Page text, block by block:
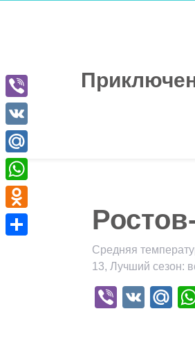
Средняя
13, Лучший сезон:
Viber
VK
Viber
VK
Mail.Ru
WhatsApp
Odnoklassniki